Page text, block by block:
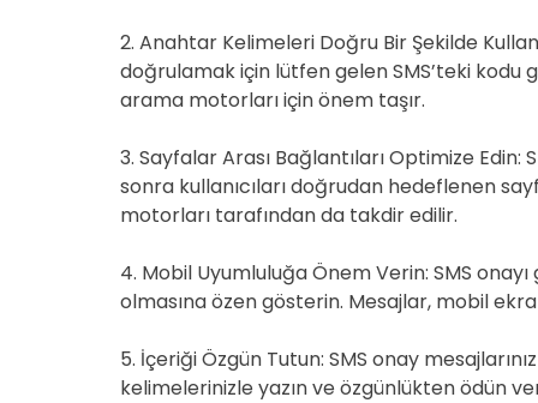
2. Anahtar Kelimeleri Doğru Bir Şekilde
doğrulamak için lütfen gelen SMS’teki kodu
arama motorları için önem taşır.
3. Sayfalar Arası Bağlantıları Optimize
sonra kullanıcıları doğrudan hedeflenen
motorları tarafından da takdir edilir.
4. Mobil Uyumluluğa Önem Verin: SMS
olmasına özen gösterin. Mesajlar, mobil
5. İçeriği Özgün Tutun: SMS onay
kelimelerinizle yazın ve özgünlükten ödün